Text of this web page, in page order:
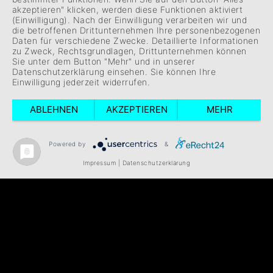
Cookie-Einstellungen
Social Media Datenschutz
© localconcerts.stream 2026
akzeptieren" klicken, werden diese Funktionen aktiviert
(Einwilligung). Nach der Einwilligung verarbeiten wir und
die betroffenen Drittunternehmen Ihre personenbezogenen
Daten für verschiedene Zwecke. Detaillierte Informationen
zu Zweck, Rechtsgrundlagen, Drittunternehmen können
Sie unter dem Button "Mehr" und in unserer
Datenschutzerklärung einsehen. Sie können Ihre
Einwilligung jederzeit widerrufen.
ABLEHNEN AKZEPTIEREN MEHR
Powered by &
Impressum Datenschutzerklärung